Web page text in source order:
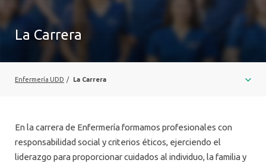
La Carrera
Enfermería UDD / La Carrera
En la carrera de Enfermería formamos profesionales con
responsabilidad social y criterios éticos, ejerciendo el
liderazgo para proporcionar cuidados al individuo, la familia y